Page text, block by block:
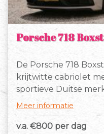
Porsche 718
De Porsche 718
krijtwitte cabriolet
sportieve Duitse
is voorzien van een
alcantara bekleed
uit straalt.
Meer informatie
v.a. €800 per dag